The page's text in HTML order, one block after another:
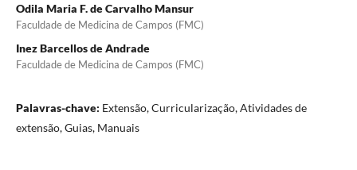
Odila Maria F. de Carvalho Mansur
Faculdade de Medicina de Campos (FMC)
Inez Barcellos de Andrade
Faculdade de Medicina de Campos (FMC)
Palavras-chave: Extensão, Curricularização, Atividades de
extensão, Guias, Manuais